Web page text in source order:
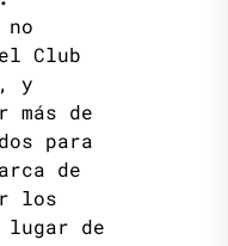
Club
y
más de
para
de
los
lugar de